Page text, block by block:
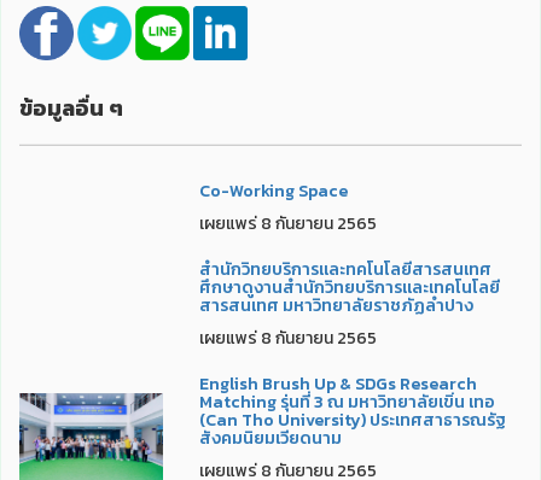
ข้อมูลอื่น ๆ
Co-Working Space
เผยแพร่ 8 กันยายน 2565
สำนักวิทยบริการและทคโนโลยีสารสนเทศ
ศึกษาดูงานสำนักวิทยบริการและเทคโนโลยี
สารสนเทศ มหาวิทยาลัยราชภัฏลำปาง
เผยแพร่ 8 กันยายน 2565
English Brush Up & SDGs Research
Matching รุ่นที่ 3 ณ มหาวิทยาลัยเขิ่น เทอ
(Can Tho University) ประเทศสาธารณรัฐ
สังคมนิยมเวียดนาม
เผยแพร่ 8 กันยายน 2565